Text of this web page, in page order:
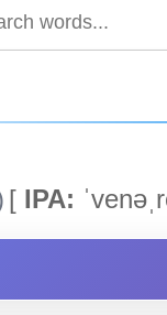
[ IPA: